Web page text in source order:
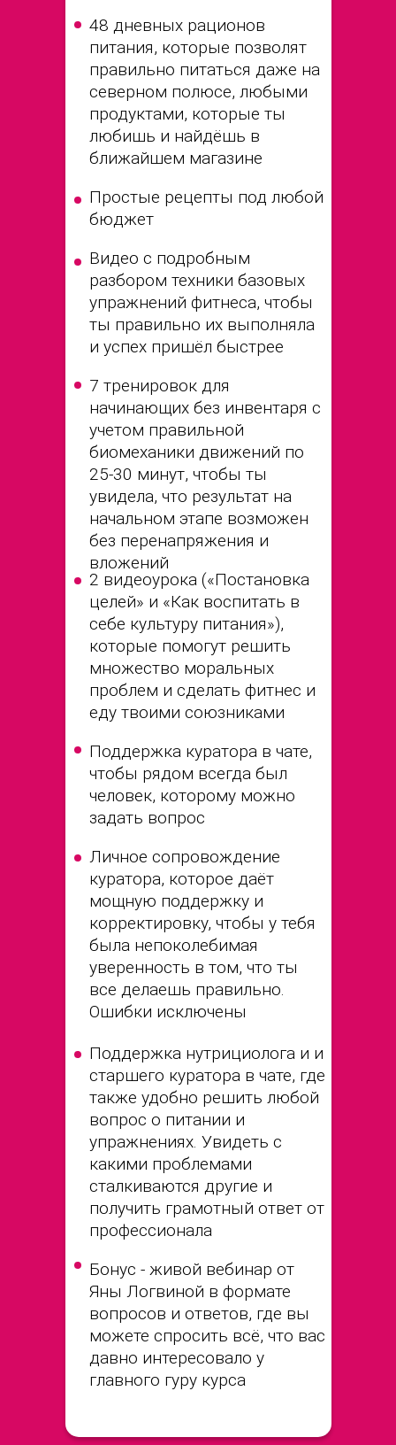
48 дневных рационов
питания, которые позволят
правильно питаться даже на
северном полюсе, любыми
продуктами, которые ты
любишь и найдёшь в
ближайшем магазине
Простые рецепты под любой
бюджет
Видео с подробным
разбором техники базовых
упражнений фитнеса, чтобы
ты правильно их выполняла
и успех пришёл быстрее
7 тренировок для
начинающих без инвентаря с
учетом правильной
биомеханики движений по
25-30 минут, чтобы ты
увидела, что результат на
начальном этапе возможен
без перенапряжения и
вложений
2 видеоурока («Постановка
целей» и «Как воспитать в
себе культуру питания»),
которые помогут решить
множество моральных
проблем и сделать фитнес и
еду твоими союзниками
Поддержка куратора в чате,
чтобы рядом всегда был
человек, которому можно
задать вопрос
Личное сопровождение
куратора, которое даёт
мощную поддержку и
корректировку, чтобы у тебя
была непоколебимая
уверенность в том, что ты
все делаешь правильно.
Ошибки исключены
Поддержка нутрициолога и и
старшего куратора в чате, где
также удобно решить любой
вопрос о питании и
упражнениях. Увидеть с
какими проблемами
сталкиваются другие и
получить грамотный ответ от
профессионала
Бонус - живой вебинар от
Яны Логвиной в формате
вопросов и ответов, где вы
можете спросить всё, что вас
давно интересовало у
главного гуру курса